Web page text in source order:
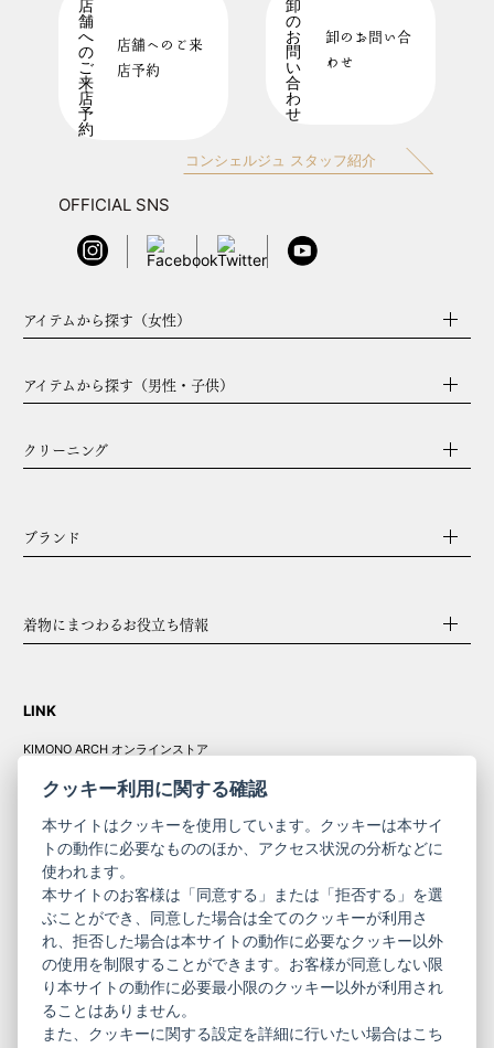
店舗へのご来
店予約
卸のお問い合
わせ
コンシェルジュ スタッフ紹介
OFFICIAL SNS
アイテムから探す（女性）
アイテムから探す（男性・子供）
クリーニング
ブランド
着物にまつわるお役立ち情報
LINK
KIMONO ARCH オンラインストア
コーポレート
サイト
きものやまと振
袖
サイト
ニュースレター
ご利用案内
お問い合わせ
プライバシーポリシー
特定商取引法に基づく表記
クッキー利用に関する確認
本サイトはクッキーを使用しています。クッキーは本サイ
トの動作に必要なもののほか、アクセス状況の分析などに
使われます。
本サイトのお客様は「同意する」または「拒否する」を選
ぶことができ、同意した場合は全てのクッキーが利用さ
れ、拒否した場合は本サイトの動作に必要なクッキー以外
の使用を制限することができます。お客様が同意しない限
り本サイトの動作に必要最小限のクッキー以外が利用され
ることはありません。
また、クッキーに関する設定を詳細に行いたい場合はこち